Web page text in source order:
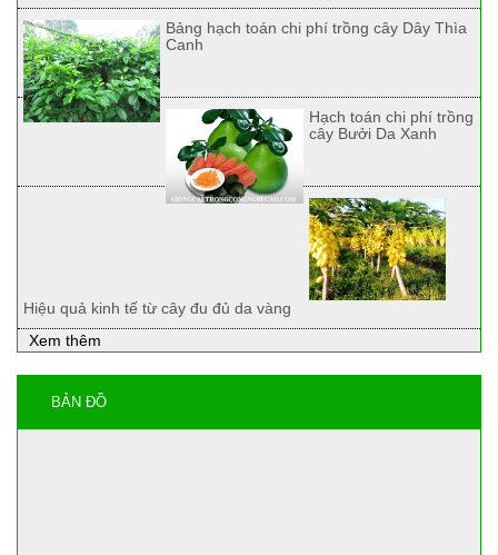
Bảng hạch toán chi phí trồng cây Dây Thìa
Canh
Hạch toán chi phí trồng
cây Bưởi Da Xanh
Hiệu quả kinh tế từ cây đu đủ da vàng
Xem thêm
BẢN ĐỒ